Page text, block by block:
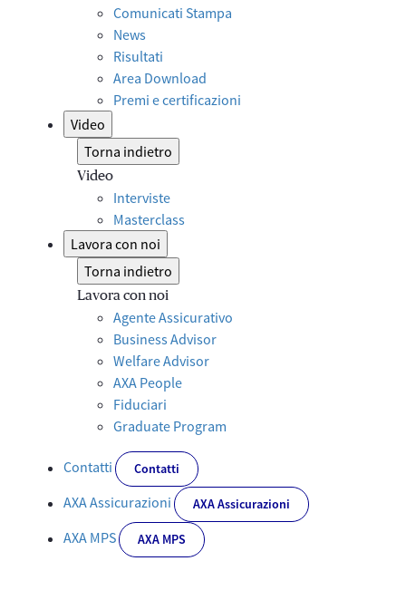
Comunicati Stampa
News
Risultati
Area Download
Premi e certificazioni
Video
Torna indietro
Video
Interviste
Masterclass
Lavora con noi
Torna indietro
Lavora con noi
Agente Assicurativo
Business Advisor
Welfare Advisor
AXA People
Fiduciari
Graduate Program
Contatti Contatti
AXA Assicurazioni AXA Assicurazioni
AXA MPS AXA MPS